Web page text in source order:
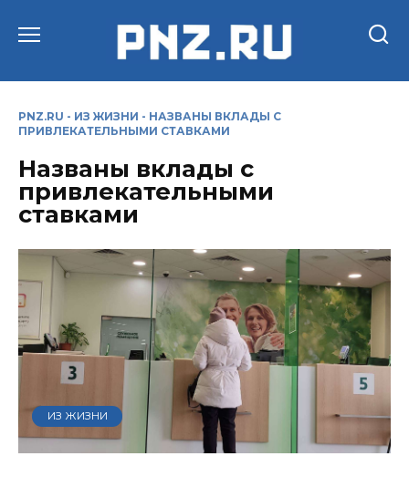
PNZ.RU - ИЗ ЖИЗНИ - НАЗВАНЫ ВКЛАДЫ С
ПРИВЛЕКАТЕЛЬНЫМИ СТАВКАМИ
Названы вклады с
привлекательными
ставками
ИЗ ЖИЗНИ